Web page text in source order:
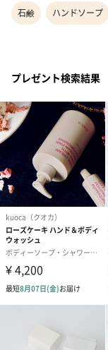
石鹸 ハンドソープ
プレゼント検索結果